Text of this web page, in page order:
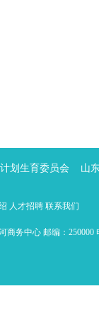
划生育委员会 山
人才招聘 联系我们
务中心 邮编：250000